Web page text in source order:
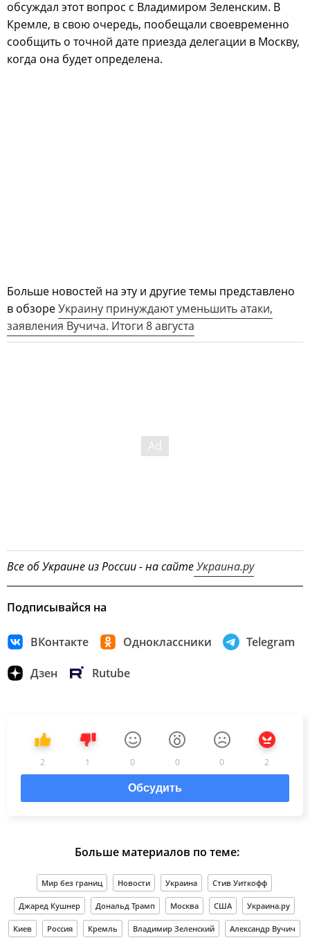
обсуждал этот вопрос с Владимиром Зеленским. В
Кремле, в свою очередь, пообещали своевременно
сообщить о точной дате приезда делегации в Москву,
когда она будет определена.
Больше новостей на эту и другие темы представлено
в обзореУкраину принуждают уменьшить атаки,
заявления Вучича. Итоги 8 августа
Все об Украине из России - на сайтеУкраина.ру
Подписывайся на
ВКонтакте Одноклассники Telegram
Дзен Rutube
2 1 0 0 0 2
Обсудить
Больше материалов по теме:
Мир без границ Новости Украина Стив Уиткофф
Джаред Кушнер Дональд Трамп Москва США Украина.ру
Киев Россия Кремль Владимир Зеленский Александр Вучич